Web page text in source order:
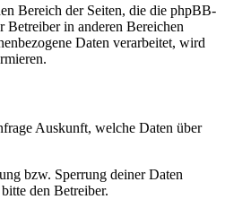
Bereich der Seiten, die die phpBB-
Betreiber in anderen Bereichen
Daten verarbeitet, wird
Auskunft, welche Daten über
bzw. Sperrung deiner Daten
den Betreiber.